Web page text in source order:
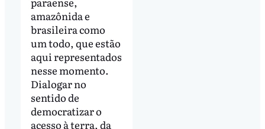
amazônida e
brasileira como
um todo, que estão
aqui representados
nesse momento.
Dialogar no
sentido de
democratizar o
acesso à terra, da